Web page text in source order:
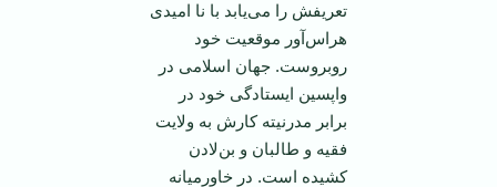
تعريفش را می‌يابد با نا اميدی
هراس‌آور موقعيت خود
روبروست. جهان اسلامی ‏در
واپسين ايستادگی خود در
برابر مدرنيته كارش به ولايت
فقيه و طالبان و بن‌لادن
كشيده است. در ‏خاورميانه